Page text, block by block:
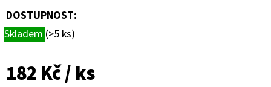
DOSTUPNOST:
Skladem (>5 ks)
182 Kč/ ks